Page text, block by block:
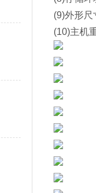
(9)外形尺
(10)主机